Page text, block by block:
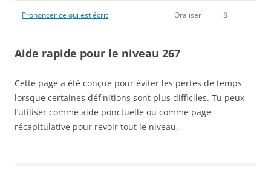
Prononcer ce qui est écrit Oraliser 8
Aide rapide pour le niveau 267
Cette page a été conçue pour éviter les pertes de temps
lorsque certaines définitions sont plus difficiles. Tu peux
l’utiliser comme aide ponctuelle ou comme page
récapitulative pour revoir tout le niveau.